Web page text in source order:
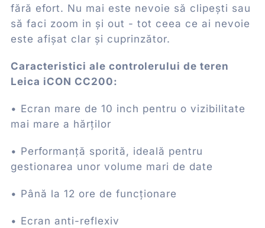
fără efort. Nu mai este nevoie să clipești sau
să faci zoom in și out - tot ceea ce ai nevoie
este afișat clar și cuprinzător.
Caracteristici ale controlerului de teren
Leica iCON CC200:
• Ecran mare de 10 inch pentru o vizibilitate
mai mare a hărților
• Performanță sporită, ideală pentru
gestionarea unor volume mari de date
• Până la 12 ore de funcționare
• Ecran anti-reflexiv